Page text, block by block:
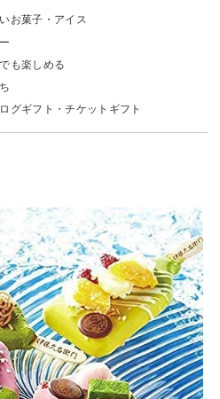
お菓子・アイス
も楽しめる
グギフト・チケットギフト